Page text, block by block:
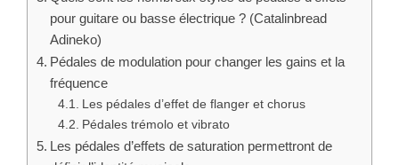
pour guitare ou basse électrique ? (Catalinbread
Adineko)
Pédales de modulation pour changer les gains et la
fréquence
Les pédales d’effet de flanger et chorus
Pédales trémolo et vibrato
Les pédales d’effets de saturation permettront de